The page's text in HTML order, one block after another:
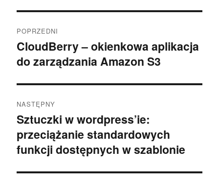
wpisu
POPRZEDNI
Poprzedni
wpis:
CloudBerry – okienkowa aplikacja
do zarządzania Amazon S3
NASTĘPNY
Następny
wpis:
Sztuczki w wordpress’ie:
przeciążanie standardowych
funkcji dostępnych w szablonie